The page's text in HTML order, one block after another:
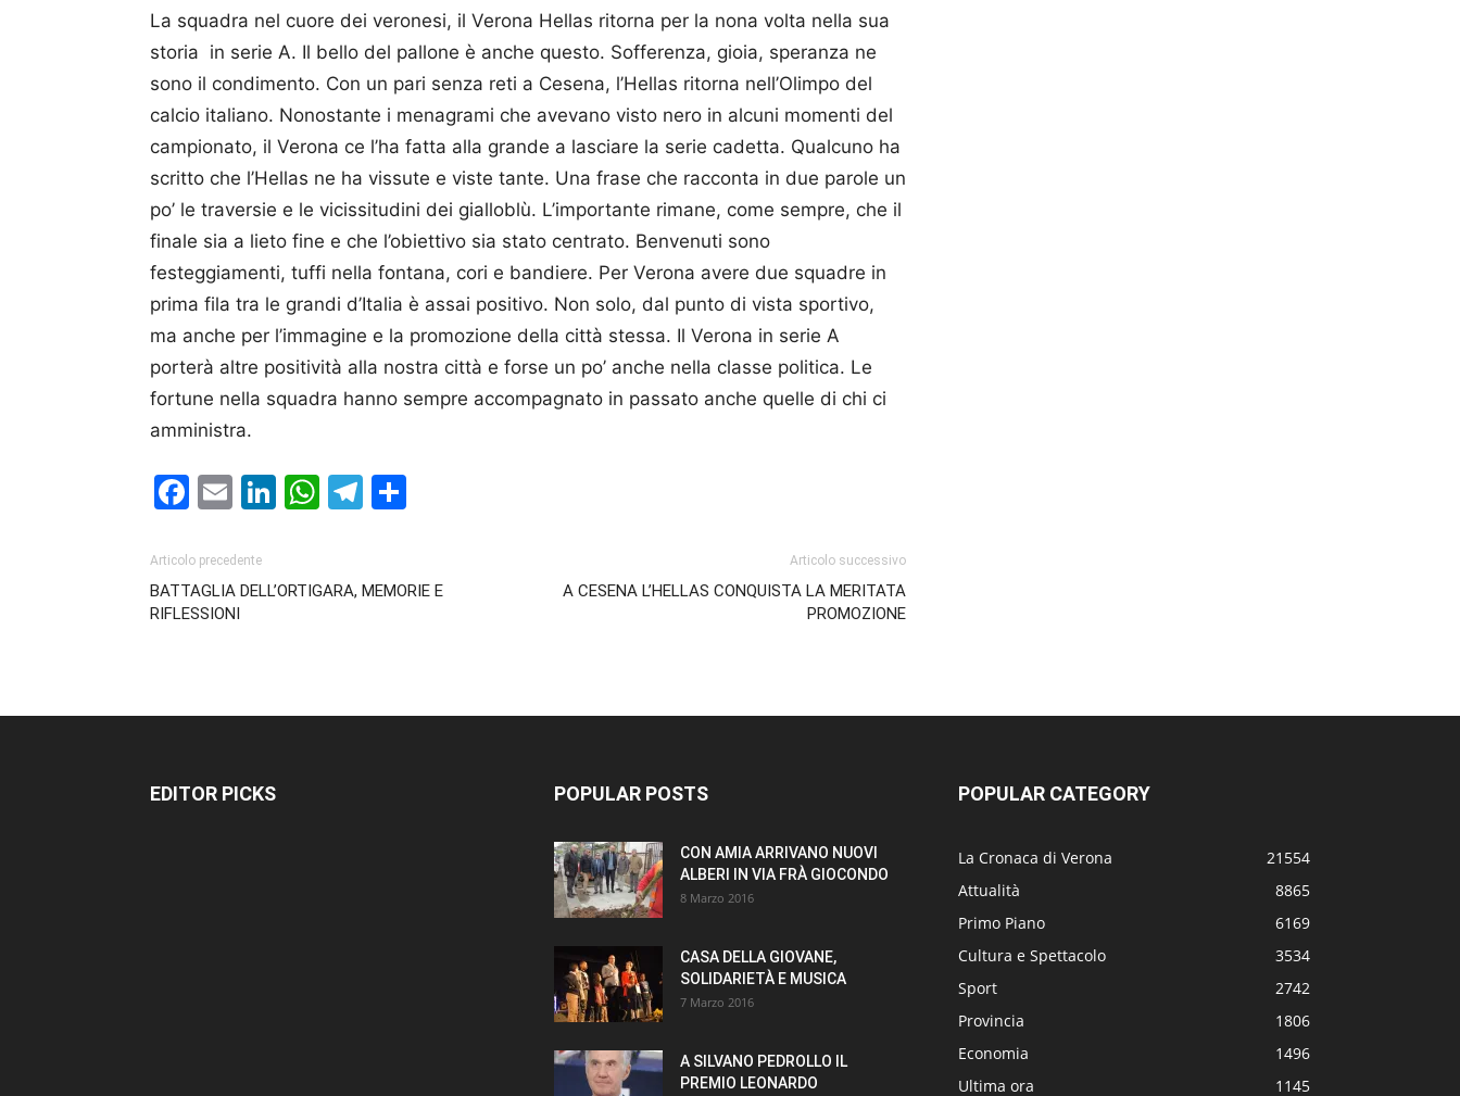
La squadra nel cuore dei veronesi, il Verona Hellas ritorna per la nona volta nella sua
storia in serie A. Il bello del pallone è anche questo. Sofferenza, gioia, speranza ne
sono il condimento. Con un pari senza reti a Cesena, l’Hellas ritorna nell’Olimpo del
calcio italiano. Nonostante i menagrami che avevano visto nero in alcuni momenti del
campionato, il Verona ce l’ha fatta alla grande a lasciare la serie cadetta. Qual­cuno ha
scritto che l’Hellas ne ha vissute e viste tante. Una frase che racconta in due parole un
po’ le traversie e le vicissitudini dei gialloblù. L’importante rimane, come sempre, che il
finale sia a lieto fine e che l’obiettivo sia stato centrato. Benvenuti sono
festeggiamenti, tuffi nella fontana, cori e bandiere. Per Verona avere due squadre in
prima fila tra le grandi d’Italia è assai positivo. Non solo, dal punto di vista sportivo,
ma anche per l’immagine e la promozione della città stessa. Il Verona in serie A
porterà altre positività alla nostra città e forse un po’ anche nella classe politica. Le
fortune nella squadra hanno sempre accom­pagnato in passato anche quelle di chi ci
amministra.
Facebook
EmailLinkedIn
WhatsApp
Telegram
Articolo precedente
BATTAGLIA DELL’ORTIGARA, MEMORIE E
RIFLESSIONI
Articolo successivo
A CESENA L’HELLAS CONQUISTA LA MERITATA
PROMOZIONE
EDITOR PICKS POPULAR POSTS
CON AMIA ARRIVANO NUOVI
ALBERI IN VIA FRÀ GIOCONDO
8 Marzo 2016
CASA DELLA GIOVANE,
SOLIDARIETÀ E MUSICA
7 Marzo 2016
A SILVANO PEDROLLO IL
PREMIO LEONARDO
POPULAR CATEGORY
La Cronaca di Verona
21554
Attualità
8865
Primo Piano
6169
Cultura e Spettacolo
3534
Sport
2742
Provincia
1806
Economia
1496
Ultima ora
1145